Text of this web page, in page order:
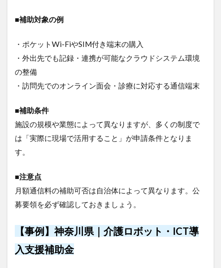
■補助対象の例
・ポケットWi-FiやSIM付き端末の購入
・外出先でも記録・連携が可能なクラウドシステム環境
の整備
・訪問先でのオンライン面会・診療に対応する通信端末
■補助条件
施設の規模や業態によって異なりますが、多くの制度で
は「実際に現場で活用すること」が申請条件となりま
す。
■注意点
月額通信料の補助可否は自治体によって異なります。公
募要領を必ず確認しておきましょう。
【事例】神奈川県｜介護ロボット・ICT導
入支援補助金